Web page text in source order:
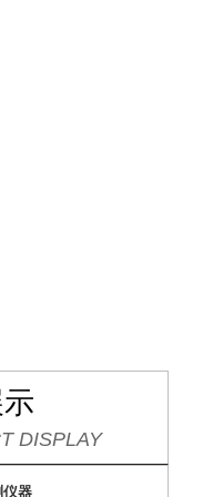
DISPLAY
仪器